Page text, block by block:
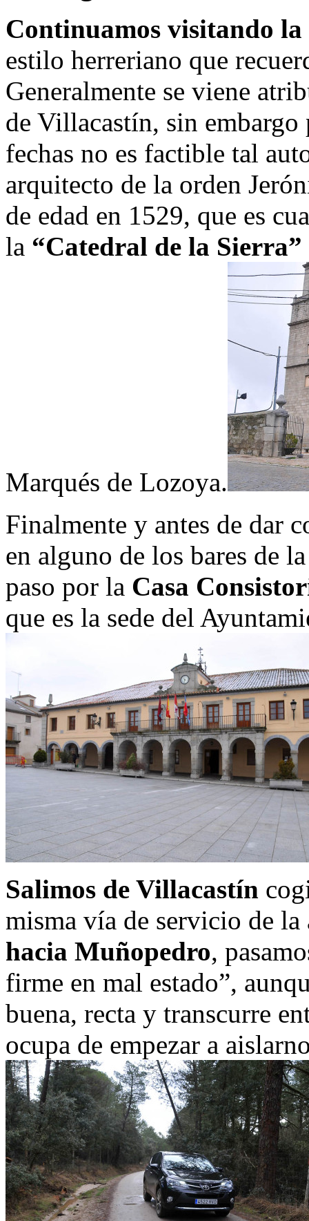
Continuamos visitando la
estilo herreriano que
Generalmente se viene
de Villacastín, sin
fechas no es factible tal
arquitecto de la orden
de edad en 1529, que es
la “Catedral de la Sierra”
Marqués de Lozoya.
Finalmente y antes de dar
en alguno de los bares de
paso por la Casa
que es la sede del
Salimos de Villacastín
misma vía de servicio de
hacia Muñopedro,
firme en mal estado”,
buena, recta y transcurre
ocupa de empezar a